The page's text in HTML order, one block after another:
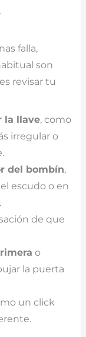
falla,
son
revisar tu
la llave, como
irregular o
del bombín,
escudo o en
de que
o
la puerta
un click